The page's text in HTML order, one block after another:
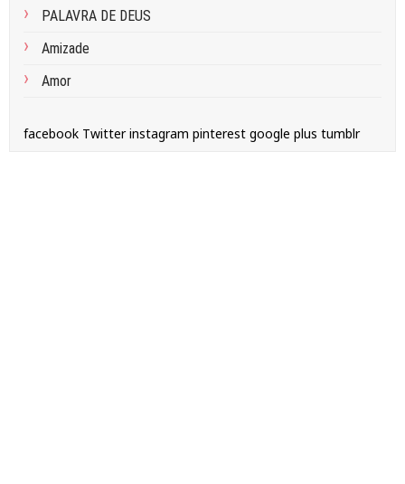
PALAVRA DE DEUS
Amizade
Amor
facebook Twitter instagram pinterest google plus tumblr